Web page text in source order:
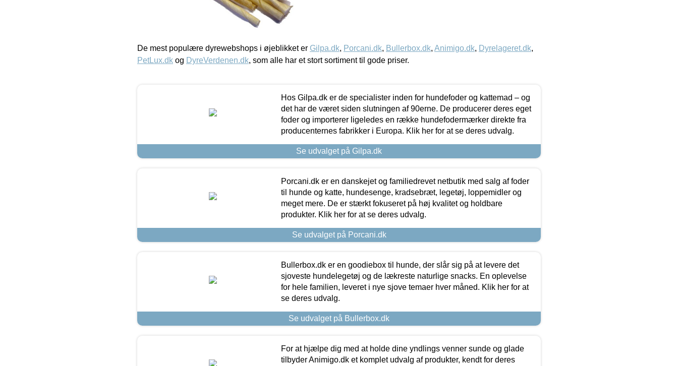
De mest populære dyrewebshops i øjeblikket er Gilpa.dk, Porcani.dk, Bullerbox.dk, Animigo.dk, Dyrelageret.dk,
PetLux.dk og DyreVerdenen.dk, som alle har et stort sortiment til gode priser.
Hos Gilpa.dk er de specialister inden for hundefoder og kattemad – og
det har de været siden slutningen af 90erne. De producerer deres eget
foder og importerer ligeledes en række hundefodermærker direkte fra
producenternes fabrikker i Europa. Klik her for at se deres udvalg.
Se udvalget på Gilpa.dk
Porcani.dk er en danskejet og familiedrevet netbutik med salg af foder
til hunde og katte, hundesenge, kradsebræt, legetøj, loppemidler og
meget mere. De er stærkt fokuseret på høj kvalitet og holdbare
produkter. Klik her for at se deres udvalg.
Se udvalget på Porcani.dk
Bullerbox.dk er en goodiebox til hunde, der slår sig på at levere det
sjoveste hundelegetøj og de lækreste naturlige snacks. En oplevelse
for hele familien, leveret i nye sjove temaer hver måned. Klik her for at
se deres udvalg.
Se udvalget på Bullerbox.dk
For at hjælpe dig med at holde dine yndlings venner sunde og glade
tilbyder Animigo.dk et komplet udvalg af produkter, kendt for deres